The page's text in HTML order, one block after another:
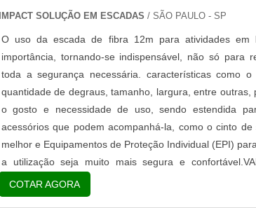
IMPACT SOLUÇÃO EM ESCADAS / SÃO PAULO - SP
O uso da escada de fibra 12m para atividades em
importância, tornando-se indispensável, não só para
toda a segurança necessária. características como
quantidade de degraus, tamanho, largura, entre outras,
o gosto e necessidade de uso, sendo estendida
acessórios que podem acompanhá-la, como o cinto
melhor e Equipamentos de Proteção Individual (EPI)
a utilização seja muito mais segura e
ESCADAS DE FIBRA A utilização pode ser feita
própria estrutura, adequando-se a cada atividade,
COTAR AGORA